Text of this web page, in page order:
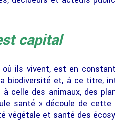
capital
ils vivent, est en
biodiversité et, à ce titre,
celle des animaux, des
santé » découle de cette
végétale et santé des